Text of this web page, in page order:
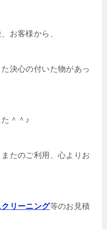
お客様から、
決心の付いた物があっ
＾＾♪
たのご利用、心よりお
リーニング等のお見積